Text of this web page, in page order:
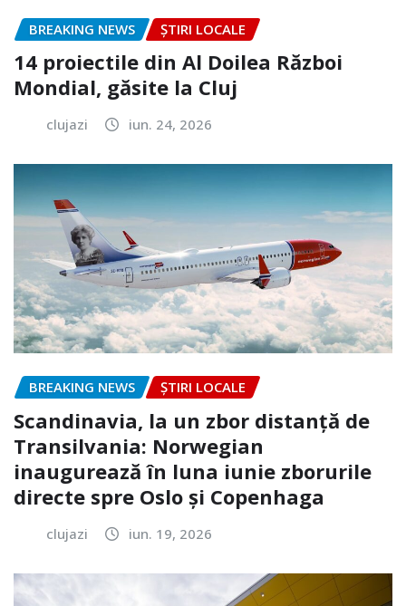
BREAKING NEWS ȘTIRI LOCALE
14 proiectile din Al Doilea Război
Mondial, găsite la Cluj
clujazi iun. 24, 2026
BREAKING NEWS ȘTIRI LOCALE
Scandinavia, la un zbor distanță de
Transilvania: Norwegian
inaugurează în luna iunie zborurile
directe spre Oslo și Copenhaga
clujazi iun. 19, 2026